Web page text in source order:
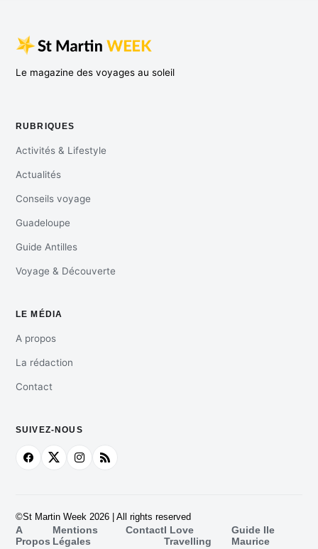
Le magazine des voyages au soleil
RUBRIQUES
Activités & Lifestyle
Actualités
Conseils voyage
Guadeloupe
Guide Antilles
Voyage & Découverte
LE MÉDIA
A propos
La rédaction
Contact
SUIVEZ-NOUS
©St Martin Week 2026 | All rights reserved
A
Propos
Mentions
Légales
ContactI Love
Travelling
Guide Ile
Maurice